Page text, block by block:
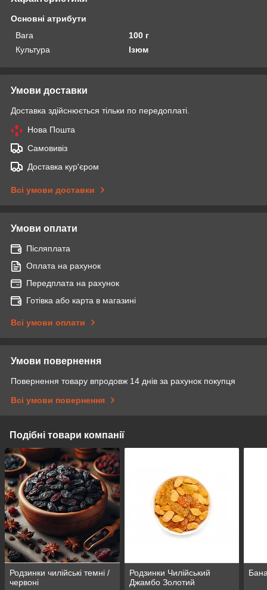
Основні атрибути
Вага
100 г
Культура
Ізюм
Умови доставки
Доставка здійснюється тільки по передоплаті.
Нова Пошта
Самовивіз
Доставка кур'єром
Всі умови доставки
Умови оплати
Післяплата
Оплата на рахунок
Передплата на рахунок
Готівка або карта в магазині
Всі умови оплати
Умови повернення
Повернення товару впродовж 14 днів за рахунок покупця
Всі умови повернення
Подібні товари компанії
Родзинки чилійські темні /
червоні
Родзинки Чилійський
Джамбо Золотий